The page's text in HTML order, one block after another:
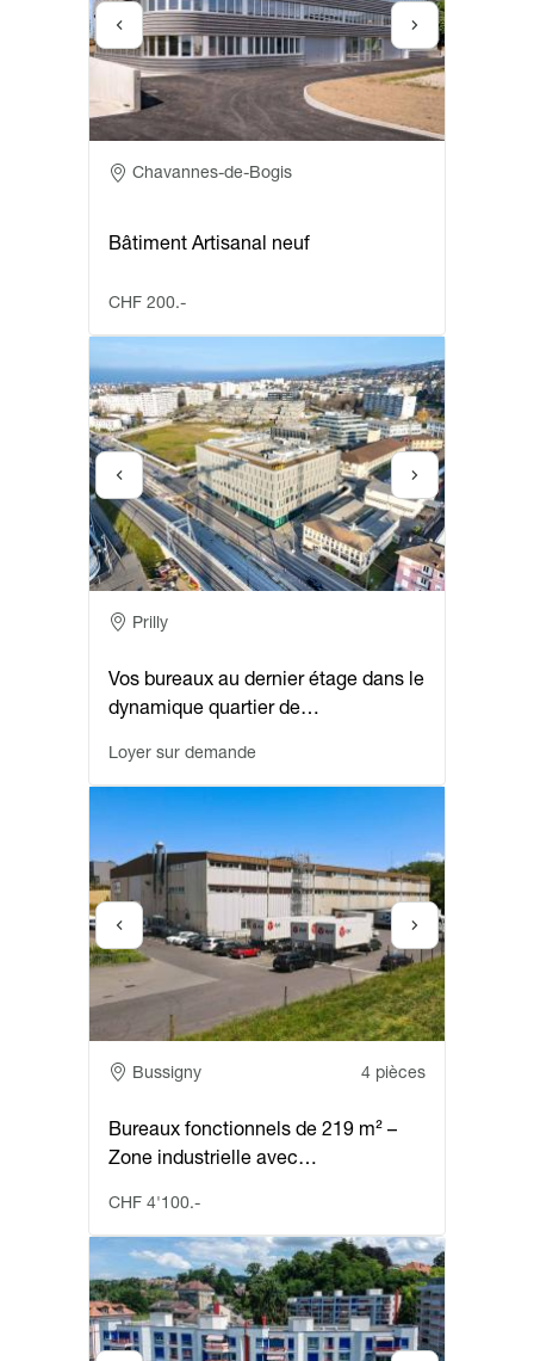
Adresse
Chavannes-de-Bogis
Bâtiment Artisanal neuf
CHF 200.-
Adresse
Prilly
Vos bureaux au dernier étage dans le
dynamique quartier de…
Loyer sur demande
Adresse
Bussigny 4 pièces
Bureaux fonctionnels de 219 m² –
Zone industrielle avec…
CHF 4'100.-